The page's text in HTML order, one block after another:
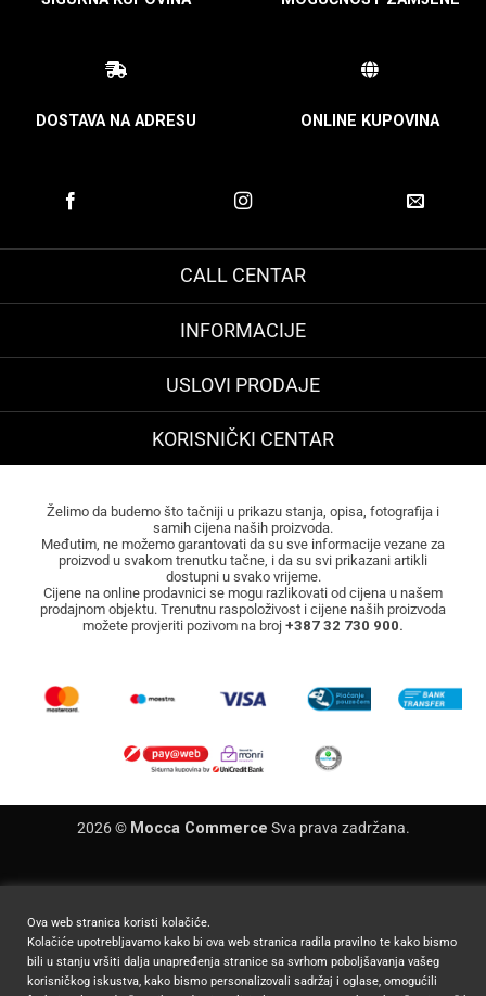
DOSTAVA NA ADRESU ONLINE KUPOVINA
CALL CENTAR
INFORMACIJE
USLOVI PRODAJE
KORISNIČKI CENTAR
Želimo da budemo što tačniji u prikazu stanja, opisa, fotografija i
samih cijena naših proizvoda.
Međutim, ne možemo garantovati da su sve informacije vezane za
proizvod u svakom trenutku tačne, i da su svi prikazani artikli
dostupni u svako vrijeme.
Cijene na online prodavnici se mogu razlikovati od cijena u našem
prodajnom objektu. Trenutnu raspoloživost i cijene naših proizvoda
možete provjeriti pozivom na broj +387 32 730 900.
2026 © Mocca Commerce Sva prava zadržana.
Ova web stranica koristi kolačiće.
Kolačiće upotrebljavamo kako bi ova web stranica radila pravilno te kako bismo
bili u stanju vršiti dalja unapređenja stranice sa svrhom poboljšavanja vašeg
korisničkog iskustva, kako bismo personalizovali sadržaj i oglase, omogućili